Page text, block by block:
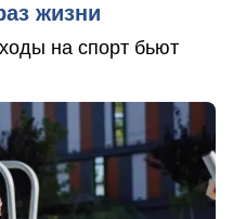
жизни
на спорт бьют